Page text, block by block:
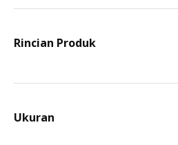
Rincian Produk
Ukuran